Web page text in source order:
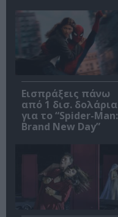
Εισπράξεις πάνω
από 1 δισ. δολάρια
για το “Spider-Man:
Brand New Day”